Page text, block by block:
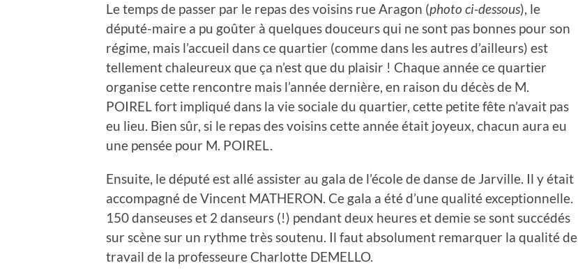
Le temps de passer par le repas des voisins rue Aragon (photo ci-dessous), le
député-maire a pu goûter à quelques douceurs qui ne sont pas bonnes pour son
régime, mais l’accueil dans ce quartier (comme dans les autres d’ailleurs) est
tellement chaleureux que ça n’est que du plaisir ! Chaque année ce quartier
organise cette rencontre mais l’année dernière, en raison du décès de M.
POIREL fort impliqué dans la vie sociale du quartier, cette petite fête n’avait pas
eu lieu. Bien sûr, si le repas des voisins cette année était joyeux, chacun aura eu
une pensée pour M. POIREL.
Ensuite, le député est allé assister au gala de l’école de danse de Jarville. Il y était
accompagné de Vincent MATHERON. Ce gala a été d’une qualité exceptionnelle.
150 danseuses et 2 danseurs (!) pendant deux heures et demie se sont succédés
sur scène sur un rythme très soutenu. Il faut absolument remarquer la qualité de
travail de la professeure Charlotte DEMELLO.